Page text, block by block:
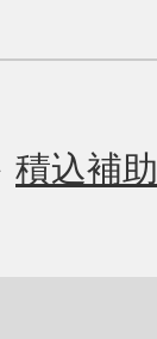
積込補